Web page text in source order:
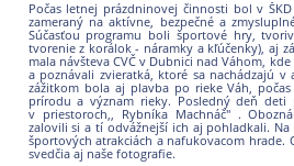
Počas letnej prázdninovej činnosti bol v
zameraný na aktívne, bezpečné a
Súčasťou programu boli športové hry,
tvorenie z korálok - náramky a kľúčenky), aj
mala návšteva CVČ v Dubnici nad Váhom,
a poznávali zvieratká, ktoré sa nachádzajú v
zážitkom bola aj plavba po rieke Váh,
prírodu a význam rieky. Posledný deň deti
v priestoroch,, Rybníka Machnáč" .
zalovili si a tí odvážnejší ich aj pohladkali. Na
športových atrakciách a nafukovacom hrade.
svedčia aj naše fotografie.